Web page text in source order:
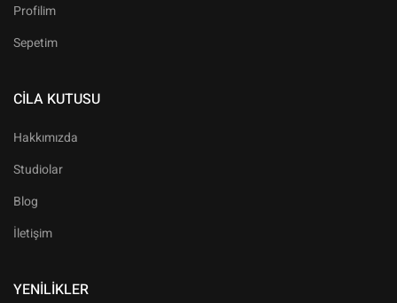
Profilim
Sepetim
CILA KUTUSU
Hakkımızda
Studiolar
Blog
İletişim
YENILIKLER